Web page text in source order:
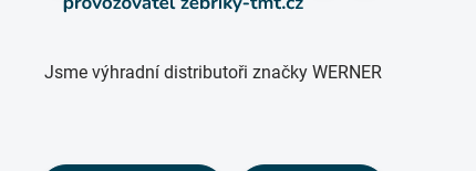
Jsme výhradní distributoři značky WERNER